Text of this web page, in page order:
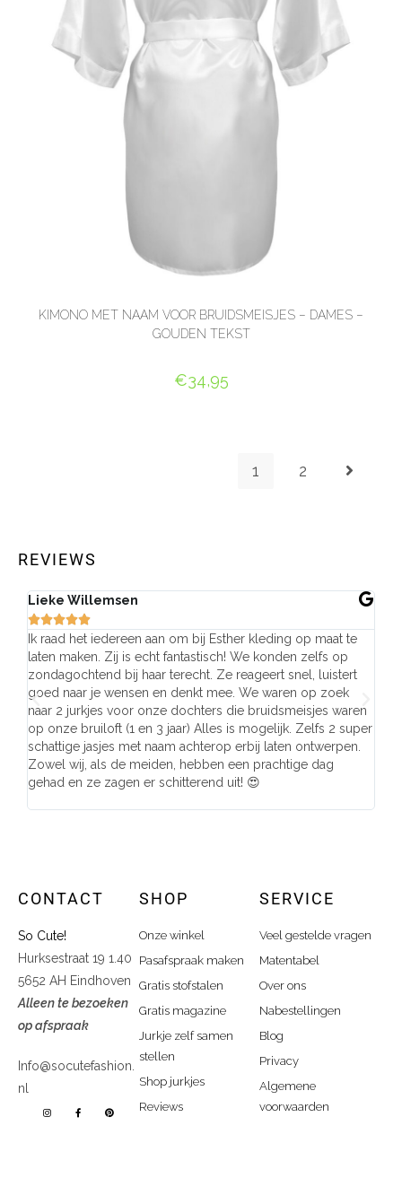
KIMONO MET NAAM VOOR BRUIDSMEISJES – DAMES –
GOUDEN TEKST
€34,95
1 2
REVIEWS
Lieke Willemsen

Ik raad het iedereen aan om bij Esther kleding op maat te
laten maken. Zij is echt fantastisch! We konden zelfs op
zondagochtend bij haar terecht. Ze reageert snel, luistert
goed naar je wensen en denkt mee. We waren op zoek
naar 2 jurkjes voor onze dochters die bruidsmeisjes waren
op onze bruiloft (1 en 3 jaar) Alles is mogelijk. Zelfs 2 super
schattige jasjes met naam achterop erbij laten ontwerpen.
Zowel wij, als de meiden, hebben een prachtige dag
gehad en ze zagen er schitterend uit! 😍
CONTACT
So Cute!
Hurksestraat 19 1.40
5652 AH Eindhoven
Alleen te bezoeken
op afspraak
Info@socutefashion.
nl
SHOP
Onze winkel
Pasafspraak maken
Gratis stofstalen
Gratis magazine
Jurkje zelf samen
stellen
Shop jurkjes
Reviews
SERVICE
Veel gestelde vragen
Matentabel
Over ons
Nabestellingen
Blog
Privacy
Algemene
voorwaarden